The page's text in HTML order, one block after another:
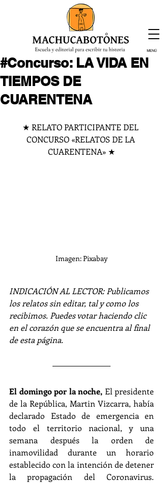
¡Inscríbete hoy!
MENÚ
#Concurso: LA VIDA EN
TIEMPOS DE
CUARENTENA
★ RELATO PARTICIPANTE DEL
CONCURSO «RELATOS DE LA
CUARENTENA» ★
Imagen: Pixabay
INDICACIÓN AL LECTOR: Publicamos
los relatos sin editar, tal y como los
recibimos. Puedes votar haciendo clic
en el corazón que se encuentra al final
de esta página.
El domingo por la noche, El presidente
de la República, Martin Vizcarra, había
declarado Estado de emergencia en
todo el territorio nacional, y una
semana después la orden de
inamovilidad durante un horario
establecido con la intención de detener
la propagación del Coronavirus.